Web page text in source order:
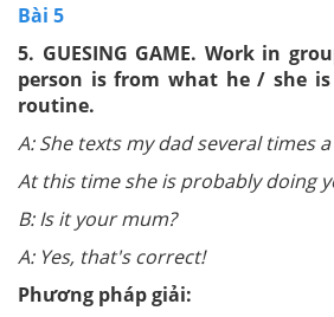
Bài 5
5. GUESING GAME. Work in
person is from what he / she is
routine.
A: She texts my dad several times
At this time she is probably doing
B: Is it your mum?
A: Yes, that's correct!
Phương pháp giải: